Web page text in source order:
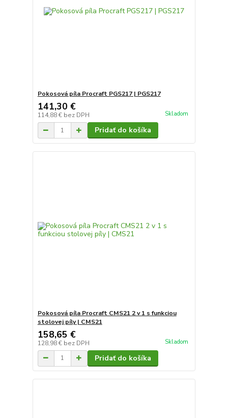
Pokosová píla Procraft PGS217 | PGS217
141,30 €
114,88 € bez DPH Skladom
Pridať do košíka
Pokosová píla Procraft CMS21 2 v 1 s funkciou
stolovej píly | CMS21
158,65 €
128,98 € bez DPH Skladom
Pridať do košíka